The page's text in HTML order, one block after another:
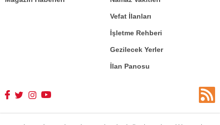
Vefat İlanları
İşletme Rehberi
Gezilecek Yerler
İlan Panosu